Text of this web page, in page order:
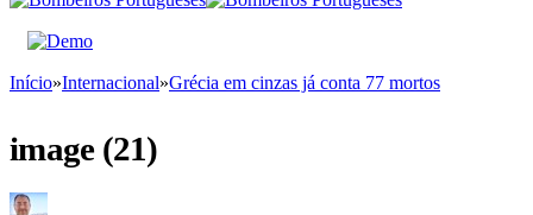
Início»Internacional»Grécia em cinzas já conta 77 mortos
image (21)